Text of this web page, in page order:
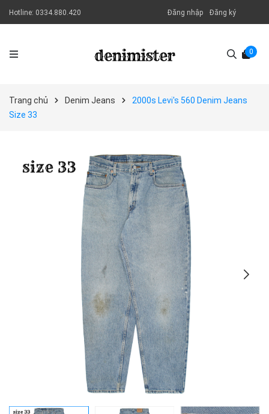
Hotline: 0334.880.420 Đăng nhập Đăng ký
0
Trang chủ Denim Jeans
2000s Levi's 560 Denim Jeans
Size 33